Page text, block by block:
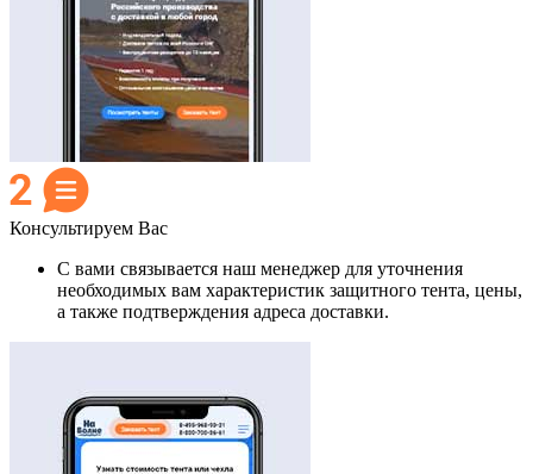
Консультируем Вас
С вами связывается наш менеджер для уточнения
необходимых вам характеристик защитного тента, цены,
а также подтверждения адреса доставки.